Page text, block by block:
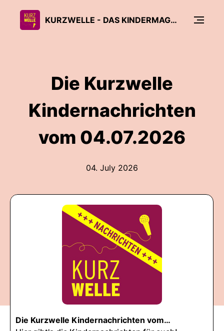
KURZWELLE - DAS KINDERMAGAZIN VON RADIO FEIERWERK
Die Kurzwelle
Kindernachrichten
vom 04.07.2026
04. July 2026